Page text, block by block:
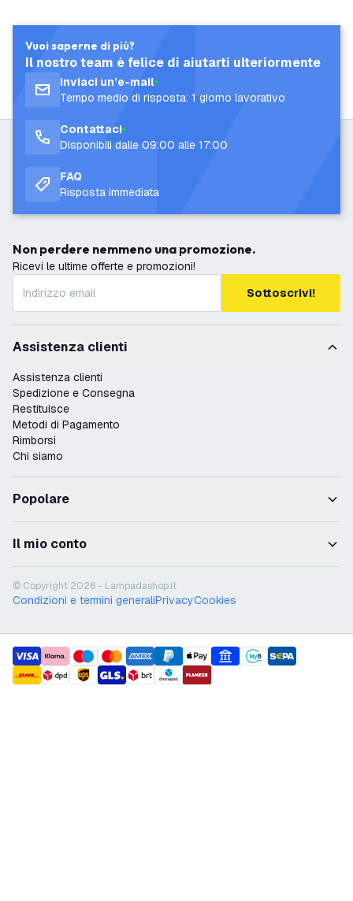
Vuoi saperne di più?
Il nostro team è felice di aiutarti ulteriormente
Inviaci un’e-mail
Tempo medio di risposta: 1 giorno lavorativo
Contattaci
Disponibili dalle 09:00 alle 17:00
FAQ
Risposta immediata
Non perdere nemmeno una promozione.
Ricevi le ultime offerte e promozioni!
Sottoscrivi!
Assistenza clienti
Assistenza clienti
Spedizione e Consegna
Restituisce
Metodi di Pagamento
Rimborsi
Chi siamo
Popolare
Il mio conto
© Copyright 2026 - Lampadashop.it
Condizioni e termini generaliPrivacyCookies
payment methods
shipment methods